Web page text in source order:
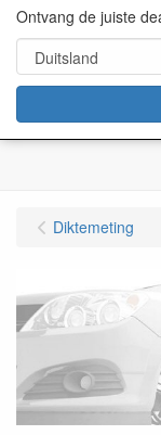
content="18/11/2025″/>
Diktemeting
Ontvang de juiste